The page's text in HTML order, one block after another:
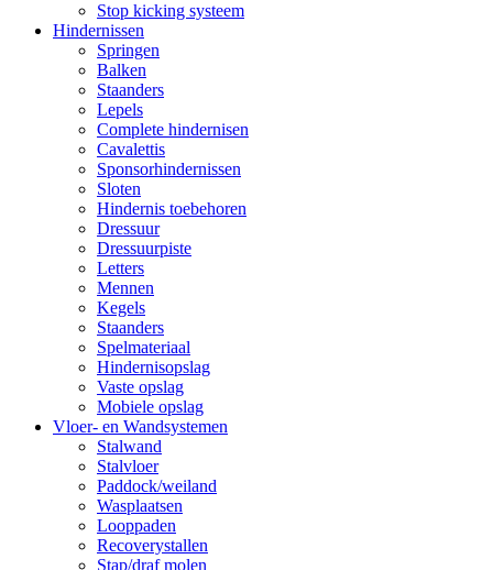
Stop kicking systeem
Hindernissen
Springen
Balken
Staanders
Lepels
Complete hindernisen
Cavalettis
Sponsorhindernissen
Sloten
Hindernis toebehoren
Dressuur
Dressuurpiste
Letters
Mennen
Kegels
Staanders
Spelmateriaal
Hindernisopslag
Vaste opslag
Mobiele opslag
Vloer- en Wandsystemen
Stalwand
Stalvloer
Paddock/weiland
Wasplaatsen
Looppaden
Recoverystallen
Stap/draf molen